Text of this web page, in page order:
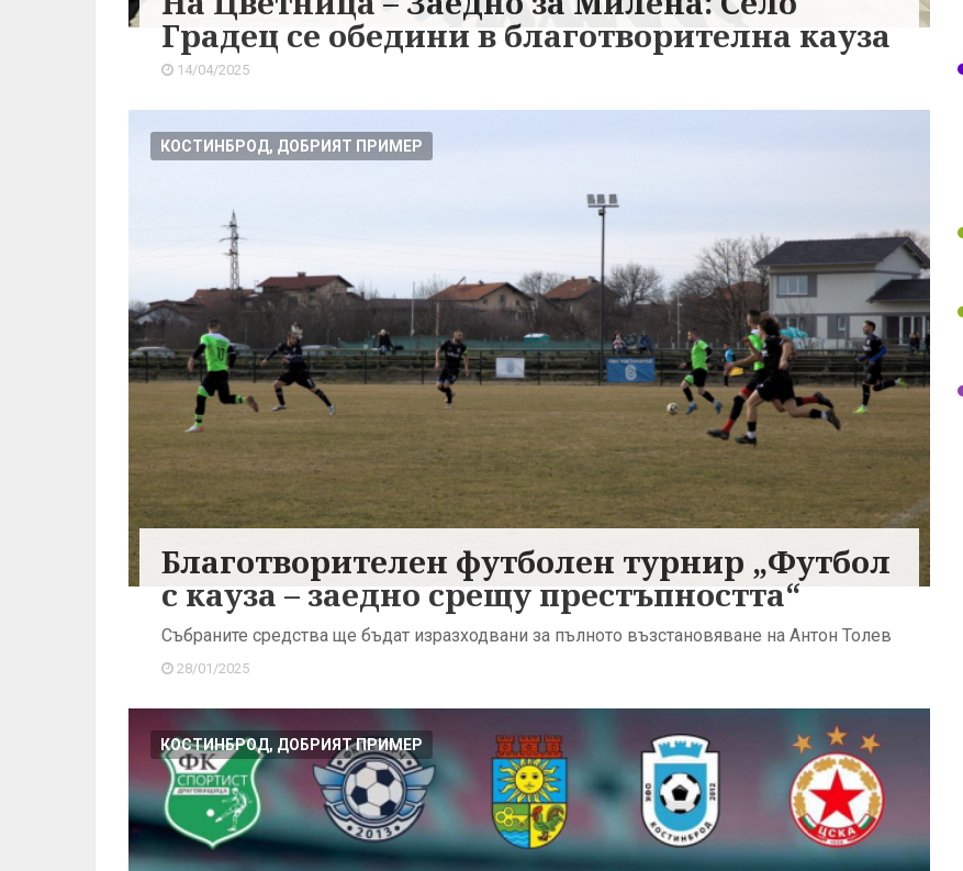
Градец се обедини в благотворителна кауза
14/04/2025
КОСТИНБРОД, ДОБРИЯТ ПРИМЕР
Благотворителен футболен турнир „Футбол
с кауза – заедно срещу престъпността“
Събраните средства ще бъдат изразходвани за пълното възстановяване на Антон Толев
28/01/2025
КОСТИНБРОД, ДОБРИЯТ ПРИМЕР